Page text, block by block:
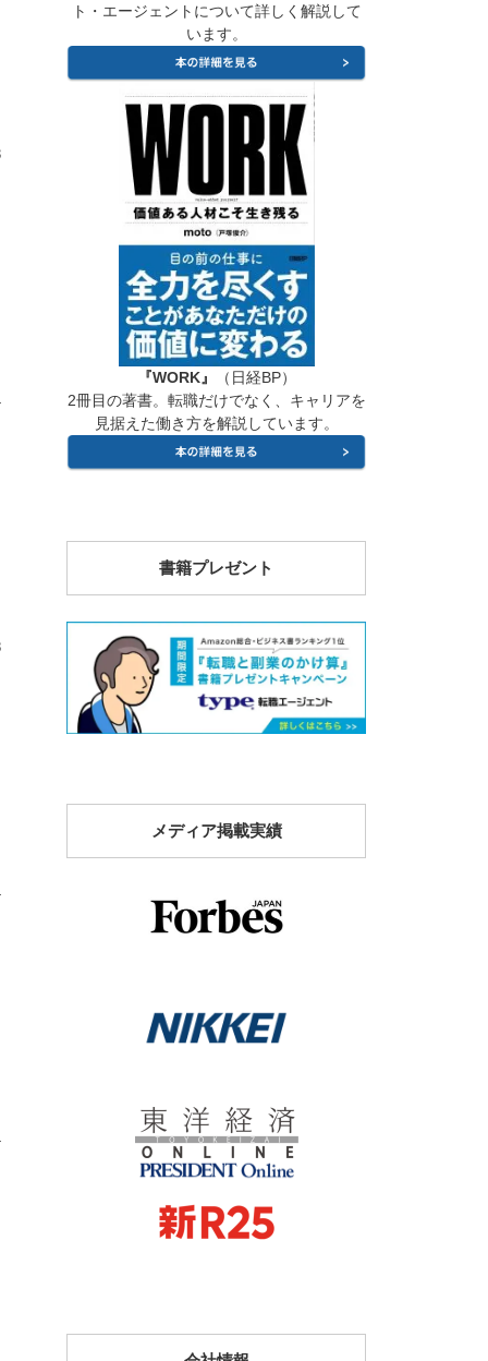
ト・エージェントについて詳しく解説して
います。
『WORK』
（日経BP）
2冊目の著書。転職だけでなく、キャリアを
見据えた働き方を解説しています。
書籍プレゼント
メディア掲載実績